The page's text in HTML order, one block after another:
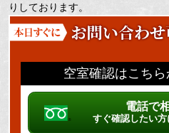
りしております。
空室確認はこちら
電話で
すぐ確認したい